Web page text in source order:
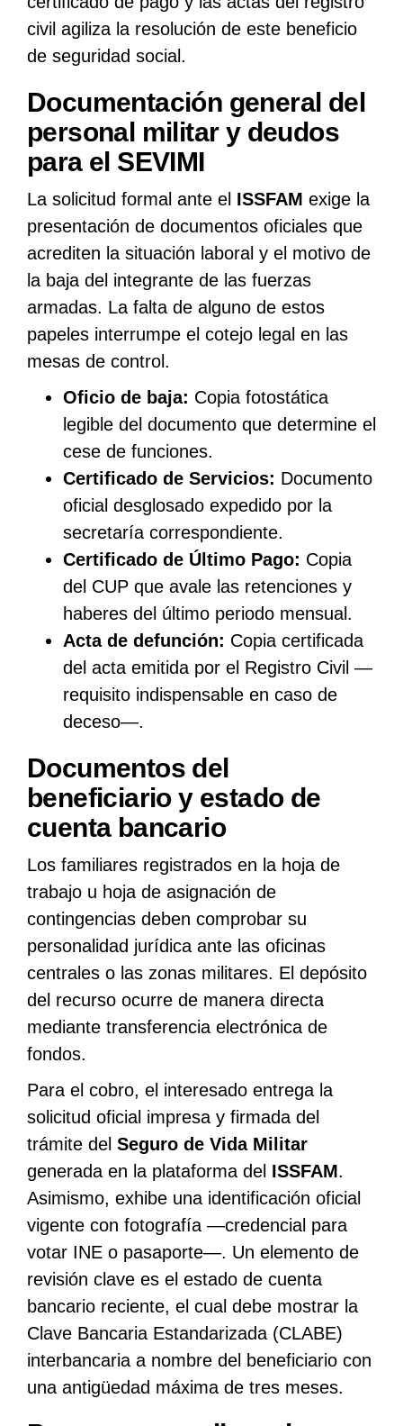
civil agiliza la resolución de este beneficio
de seguridad social.
Documentación general del
personal militar y deudos
para el SEVIMI
La solicitud formal ante el ISSFAM exige la
presentación de documentos oficiales que
acrediten la situación laboral y el motivo de
la baja del integrante de las fuerzas
armadas. La falta de alguno de estos
papeles interrumpe el cotejo legal en las
mesas de control.
Oficio de baja: Copia fotostática
legible del documento que determine el
cese de funciones.
Certificado de Servicios: Documento
oficial desglosado expedido por la
secretaría correspondiente.
Certificado de Último Pago: Copia
del CUP que avale las retenciones y
haberes del último periodo mensual.
Acta de defunción: Copia certificada
del acta emitida por el Registro Civil —
requisito indispensable en caso de
deceso—.
Documentos del
beneficiario y estado de
cuenta bancario
Los familiares registrados en la hoja de
trabajo u hoja de asignación de
contingencias deben comprobar su
personalidad jurídica ante las oficinas
centrales o las zonas militares. El depósito
del recurso ocurre de manera directa
mediante transferencia electrónica de
fondos.
Para el cobro, el interesado entrega la
solicitud oficial impresa y firmada del
trámite del Seguro de Vida Militar
generada en la plataforma del ISSFAM.
Asimismo, exhibe una identificación oficial
vigente con fotografía —credencial para
votar INE o pasaporte—. Un elemento de
revisión clave es el estado de cuenta
bancario reciente, el cual debe mostrar la
Clave Bancaria Estandarizada (CLABE)
interbancaria a nombre del beneficiario con
una antigüedad máxima de tres meses.